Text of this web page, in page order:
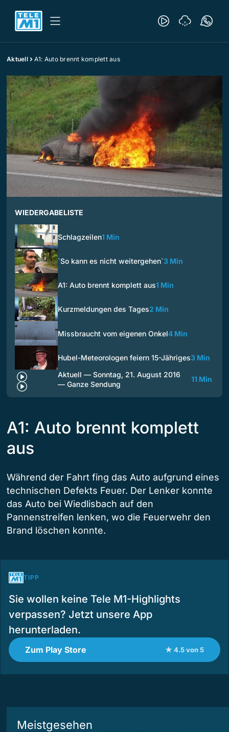
Aktuell A1: Auto brennt komplett aus
WIEDERGABELISTE
Schlagzeilen1 Min
`So kann es nicht weitergehen`3 Min
A1: Auto brennt komplett aus1 Min
Kurzmeldungen des Tages2 Min
Missbraucht vom eigenen Onkel4 Min
Hubel-Meteorologen feiern 15-Jähriges3 Min
Aktuell — Sonntag, 21. August 2016
— Ganze Sendung
11 Min
A1: Auto brennt komplett
aus
Während der Fahrt fing das Auto aufgrund eines
technischen Defekts Feuer. Der Lenker konnte
das Auto bei Wiedlisbach auf den
Pannenstreifen lenken, wo die Feuerwehr den
Brand löschen konnte.
TIPP
Sie wollen keine Tele M1-Highlights
verpassen? Jetzt unsere App
herunterladen.
Zum Play Store ★ 4.5 von 5
Meistgesehen